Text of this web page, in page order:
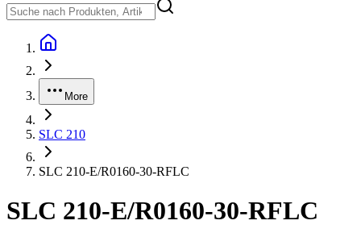
More
SLC 210
SLC 210-E/R0160-30-RFLC
SLC 210-E/R0160-30-RFLC